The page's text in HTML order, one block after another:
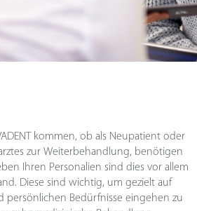
kommen, ob als Neupatient oder
zur Weiterbehandlung, benötigen
Ihren Personalien sind dies vor allem
Diese sind wichtig, um gezielt auf
Bedürfnisse eingehen zu
zu sparen, können Sie das Dokument
zu Ihrem ersten Besuch mitbringen.
auf dieser Seite weitere Dokumente
und Ihnen helfen sollen,
für Sie möglichst unkompliziert zu